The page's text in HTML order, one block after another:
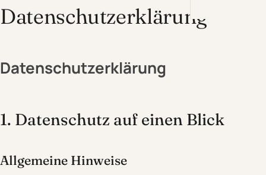
Datenschutzerklärung
Datenschutz­erklärung
1. Datenschutz auf einen Blick
Allgemeine Hinweise